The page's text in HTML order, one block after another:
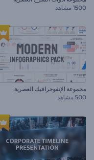
1500 مشاهد
مجموعة الإنفوجرافيك العصرية
500 مشاهد